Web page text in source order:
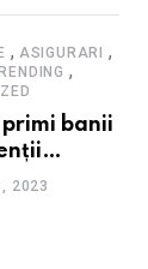
au
Cum te
cu nici
lună
, ASIGURARI ,
,
banii
2023